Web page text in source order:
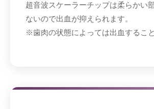
超音波スケーラーチップは柔らかい
ないので出血が抑えられます。
※歯肉の状態によっては出血するこ